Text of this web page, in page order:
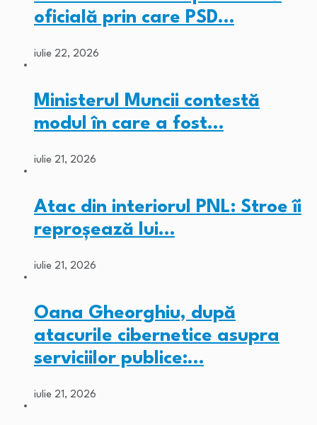
oficială prin care PSD…
iulie 22, 2026
Ministerul Muncii contestă
modul în care a fost…
iulie 21, 2026
Atac din interiorul PNL: Stroe îi
reproșează lui…
iulie 21, 2026
Oana Gheorghiu, după
atacurile cibernetice asupra
serviciilor publice:…
iulie 21, 2026